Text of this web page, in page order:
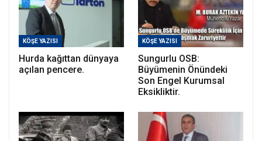
KÖŞE YAZISI
Hurda kağıttan dünyaya
açılan pencere.
KÖŞE YAZISI
Sungurlu OSB:
Büyümenin Önündeki
Son Engel Kurumsal
Eksikliktir.